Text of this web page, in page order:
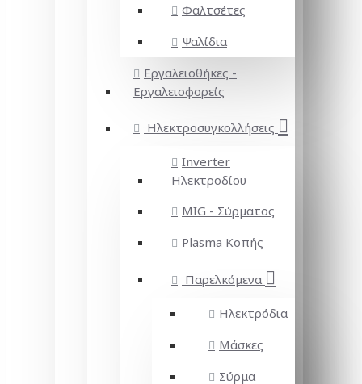
Φαλτσέτες
Ψαλίδια
Εργαλειοθήκες -
Εργαλειοφορείς
Ηλεκτροσυγκολλήσεις
Inverter
Ηλεκτροδίου
MIG - Σύρματος
Plasma Κοπής
Παρελκόμενα
Ηλεκτρόδια
Μάσκες
Σύρμα